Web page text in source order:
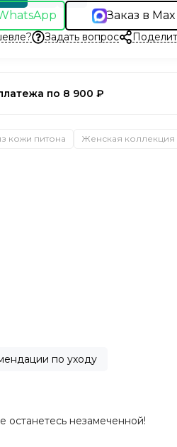
Заказ в Max
Задать вопрос
по 8 900 ₽
кожи питона Женская коллекция
по уходу
останетесь незамеченной!